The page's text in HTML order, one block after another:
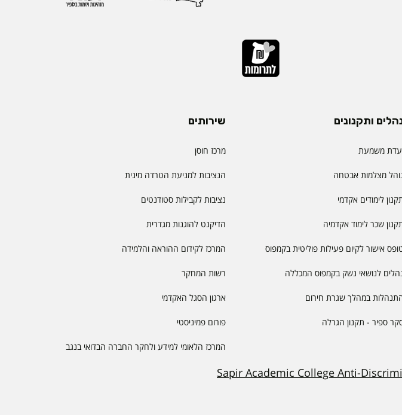
ותקנונים
משמעת
מצלמות אבטחה
לימודים אקדמי
שכר לימוד אקדמיה
אישור לקיום פעילות פוליטית בקמפוס
לנושאי נשק בקמפוס המכללה
במהלך שגרת חירום
ספיר - תקנון הגרלה
שירותים
מרכז חוסן
הנציבות למניעת הטרדה מינית
נציבות לקבילות סטודנטים
הדיקנט להוגנות מגדרית
המרכז לקידום ההוראה והלמידה
רשות המחקר
ארגון הסגל האקדמי
פורום פמיניסטי
המרכז הלאומי למידע ולחקר החברה הבדואי בנגב
Sapir Academic College Anti-